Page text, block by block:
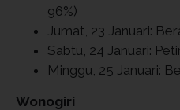
96%)
Jumat, 23 Januari:
Sabtu, 24 Januari:
Minggu, 25 Januari:
Wonogiri